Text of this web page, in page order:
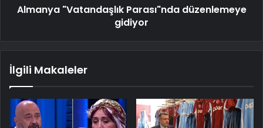
Almanya "Vatandaşlık Parası"nda düzenlemeye
gidiyor
İlgili Makaleler